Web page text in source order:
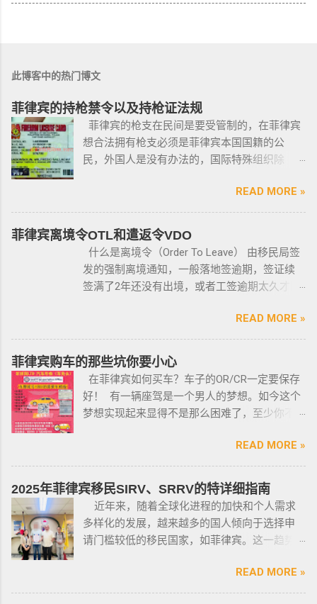
此博客中的热门博文
菲律宾的持枪禁令以及持枪证法规
菲律宾的枪支在民间是要受管制的，在菲律宾
想合法拥有枪支必须是菲律宾本国国籍的公
民，外国人是没有办法的，国际特殊组织除
格，例如，枪支的所有权，由菲律宾国家警察
局的枪支和爆炸物部门监管，该部门先进行背
景调查，再向申请人发放枪支许可证，如果想
获得枪支，这个审核的过程是必不可少的。 在
菲律宾申请合法持有枪支，申请人必须年满21
岁，并且通过背景调查，才能获得持有执照。
申请过程还包括通过药物测试丶获得法庭许可
丶精神病学检查丶国家警察许可丶参加菲律宾
宾的相关法律，一些行业的从业人员如律师丶
菲律宾律师协会的成员丶注册会计师丶有资质
的媒体从业人员丶出纳丶银行柜员丶天主教神
父丶基督教牧师丶犹太教拉比丶伊斯兰教阿訇
小型枪械，原因是他们的职业“岌岌可危”。 只有
处于实际的威胁之下，或者由于职业丶专业或
商业性质而处于危险之中的人，才会被认定为
有资格申请。 由于经商需要，存在较高风险成
为犯罪分子目标的商人，也可以申请携带许可
证。 据悉，这些行业的人们必须通过药物和心
的两年以上徒刑的案子，才可以获得特殊枪支
READ MORE »
菲律宾离境令OTL和遣返令VDO
什么是离境令（Order To Leave） 由移民局签
发的强制离境通知，一般落地签逾期，签证续
签满了2年还没有出境，或者工签逾期太久才降
工签，47a(2)签证，降签之后，也是带离境令
的，移民局要求必须离境。 多数情况下，被发
离境令，只要在规定时间内离开菲律宾，是不
会上移民局黑名单的。想了解更多最新信息欢
迎联系和咨询我们，微信：BGC998 电报
@BGC998 Whats app：+63 912-0912-222 电
话：0912-0912-222 优先使用TG免验证，咨询
请主动告知咨询项目，菲律宾MAKATI 实体公
什么是遣返令VDO（Voluntary Deportation
Order） 一般都是非法行为导致被遣返，情节比
较严重。例如19-20年，很多客户是非法用落地
签转旅游签。 一般遣返客户都会成为“菲律宾不
次再来需要洗黑。 哪些情况会被遣返？ 1. 落地
签转旅游签的旅客，如果没有提前在移民局处
READ MORE »
菲律宾购车的那些坑你要小心
在菲律宾如何买车？车子的OR/CR一定要保存
好！ 有一辆座驾是一个男人的梦想。如今这个
梦想实现起来显得不是那么困难了，至少你不
律宾就可以买一辆代步车，所以此贴仅供预算
有限的新人提供参考，大神勿喷。 废话不多
说，菲律宾买车的时候最好选择本地人开的车
行，年限4年内的最好，一般没啥通病，最好自
己去网上搜索，二手车网站也可以，原因我就
不详细说明了，中国人卖的车很多调表 很多有
暗伤才卖； 找到你心爱的车的时候千万不要着
急下单，一定要多渠道比价，多维度评估，最
READ MORE »
2025年菲律宾移民SIRV、SRRV的特详细指南
近年来，随着全球化进程的加快和个人需求
多样化的发展，越来越多的国人倾向于选择申
请门槛较低的移民国家，如菲律宾。这一趋势
申请菲律宾的移民签证呢？ 接下来，我们将
分析菲律宾移民签证之所以 备受欢迎的几大原
READ MORE »